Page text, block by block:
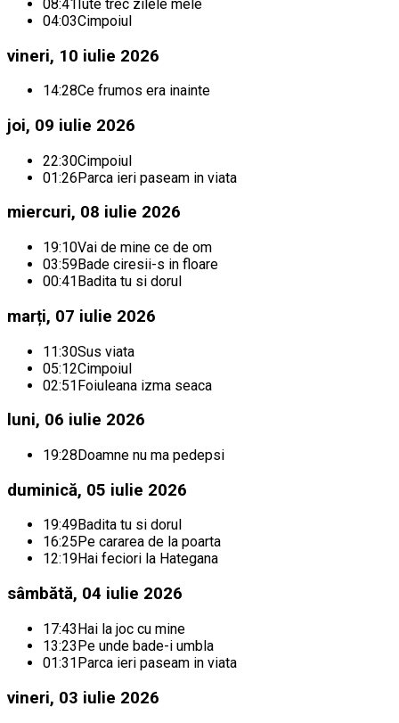
08:41Iute trec zilele mele
04:03Cimpoiul
vineri, 10 iulie 2026
14:28Ce frumos era inainte
joi, 09 iulie 2026
22:30Cimpoiul
01:26Parca ieri paseam in viata
miercuri, 08 iulie 2026
19:10Vai de mine ce de om
03:59Bade ciresii-s in floare
00:41 Badita tu si dorul
marți, 07 iulie 2026
11:30Sus viata
05:12Cimpoiul
02:51Foiuleana izma seaca
luni, 06 iulie 2026
19:28Doamne nu ma pedepsi
duminică, 05 iulie 2026
19:49Badita tu si dorul
16:25 Pe cararea de la poarta
12:19Hai feciori la Hategana
sâmbătă, 04 iulie 2026
17:43Hai la joc cu mine
13:23Pe unde bade-i umbla
01:31Parca ieri paseam in viata
vineri, 03 iulie 2026